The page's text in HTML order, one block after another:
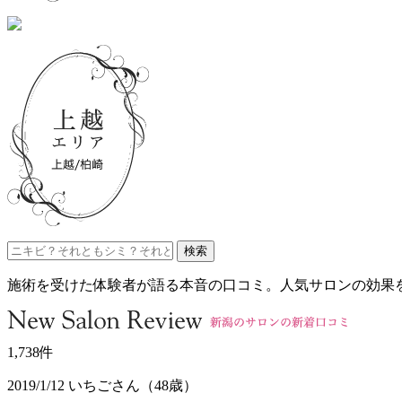
施術を受けた体験者が語る本音の口コミ。人気サロンの効果
1,738件
2019/1/12 いちごさん（48歳）